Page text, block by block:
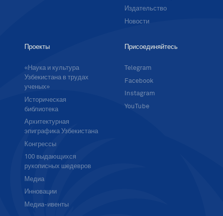
Издательство
Новости
Проекты
«Наука и культура
Узбекистана в трудах
ученых»
Историческая
библиотека
Архитектурная
эпиграфика Узбекистана
Конгрессы
100 выдающихся
рукописных шедевров
Медиа
Инновации
Медиа-ивенты
Присоединяйтесь
Telegram
Facebook
Instagram
YouTube